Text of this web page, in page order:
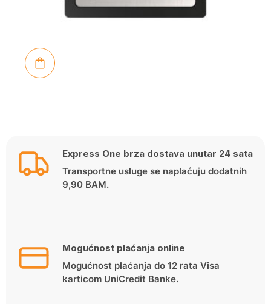
Express One brza dostava unutar 24 sata
Transportne usluge se naplaćuju dodatnih
9,90 BAM.
Mogućnost plaćanja online
Mogućnost plaćanja do 12 rata Visa
karticom UniCredit Banke.